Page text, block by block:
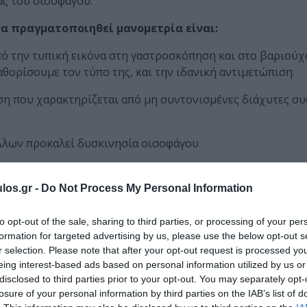
- Do Not Process My Personal Information
opt-out of the sale, sharing to third parties, or processing of your
for targeted advertising by us, please use the below opt-out
selection. Please note that after your opt-out request is processed
interest-based ads based on personal information utilized by us
to third parties prior to your opt-out. You may separately
of your personal information by third parties on the IAB’s list of
μανομετρία είναι:
την τυπική εικόνα στη γαστροσκόπηση και στο
τον τύπο της, και την ιδανική αντιμετώπιση.
που χαρακτηρίζεται από μη συντονισμένες διάχυτες
προκαλεί δυσκινησία οισοφάγου
επέμβαση
: Ίσως η πιο συχνή ένδειξη για να
αυξημένων πιέσεων στην περιοχή της επέμβασης.
και επιβάλλει την αλλαγή επιλογής επέμβασης,
από χαμηλότερα ποσοστά δυσφαγίας.